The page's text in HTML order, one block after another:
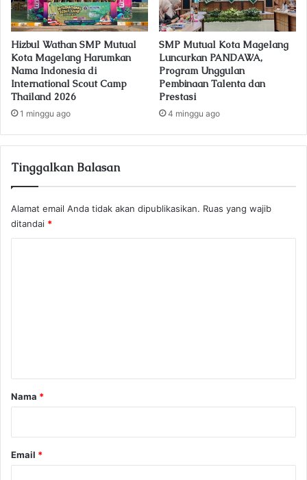
Hizbul Wathan SMP Mutual
Kota Magelang Harumkan
Nama Indonesia di
International Scout Camp
Thailand 2026
1 minggu ago
SMP Mutual Kota Magelang
Luncurkan PANDAWA,
Program Unggulan
Pembinaan Talenta dan
Prestasi
4 minggu ago
Tinggalkan Balasan
Alamat email Anda tidak akan dipublikasikan. Ruas yang wajib
ditandai *
rNama *
Email *